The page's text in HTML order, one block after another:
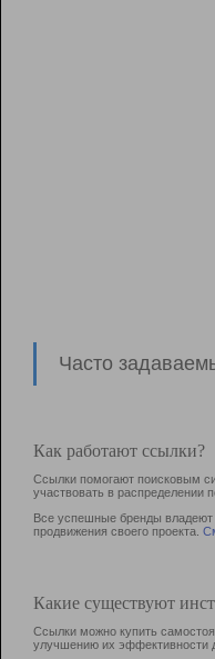
Часто
Как работают ссылки?
Ссылки помогают поисковым
участвовать в раcпределении
Все успешные бренды владеют
продвижения своего проекта.
Какие существуют
Ссылки можно купить
улучшению их эффективности